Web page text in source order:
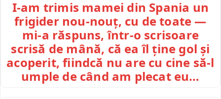
I-am trimis mamei din Spania un
frigider nou-nouț, cu de toate —
mi-a răspuns, într-o scrisoare
scrisă de mână, că ea îl ține gol și
acoperit, fiindcă nu are cu cine să-l
umple de când am plecat eu…